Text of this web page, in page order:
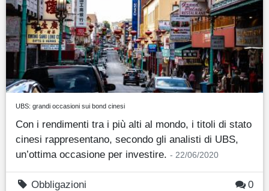
UBS: grandi occasioni sui bond cinesi
Con i rendimenti tra i più alti al mondo, i titoli di stato
cinesi rappresentano, secondo gli analisti di UBS,
un’ottima occasione per investire. - 22/06/2020
Obbligazioni 0